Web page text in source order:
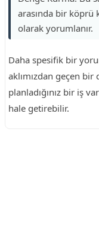
arasında bir köprü
olarak yorumlanır.
Daha spesifik bir
aklımızdan geçen
planladığınız bir iş
hale getirebilir.